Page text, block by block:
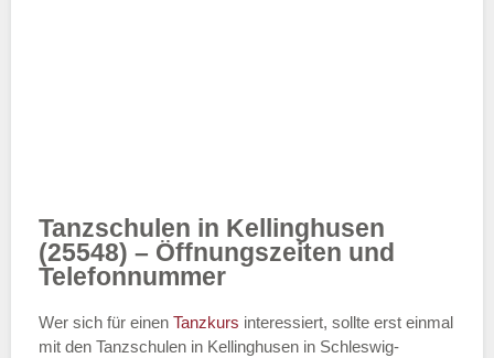
Tanzschulen in Kellinghusen
(25548) – Öffnungszeiten und
Telefonnummer
Wer sich für einen Tanzkurs interessiert, sollte erst einmal
mit den Tanzschulen in Kellinghusen in Schleswig-